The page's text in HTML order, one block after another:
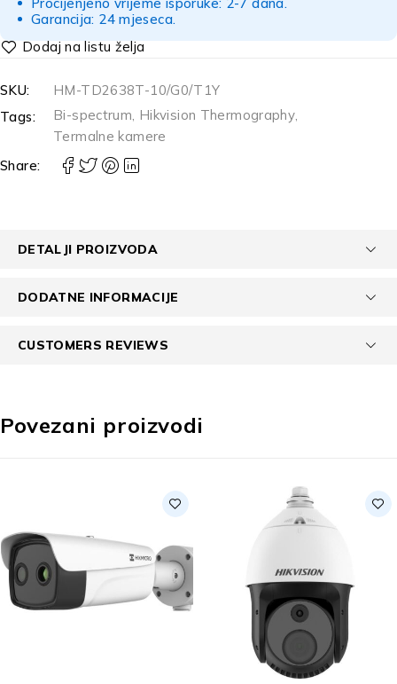
Garancija: 24 mjeseca.
SKU:
HM-TD2638T-10/G0/T1Y
Tags:
Bi-spectrum Hikvision Thermography
Termalne kamere
Share:
DETALJI PROIZVODA
DODATNE INFORMACIJE
CUSTOMERS REVIEWS
Povezani proizvodi